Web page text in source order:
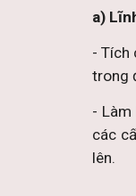
a)
- Tích
trong
-
các
lên.